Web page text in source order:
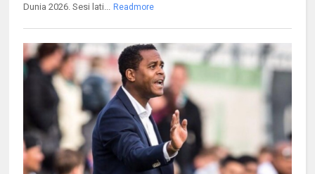
Dunia 2026. Sesi lati...
Readmore